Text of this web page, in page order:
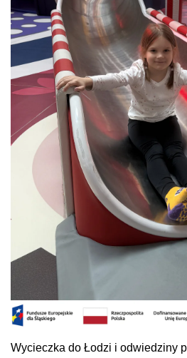
Wycieczka do Łodzi i odwiedziny